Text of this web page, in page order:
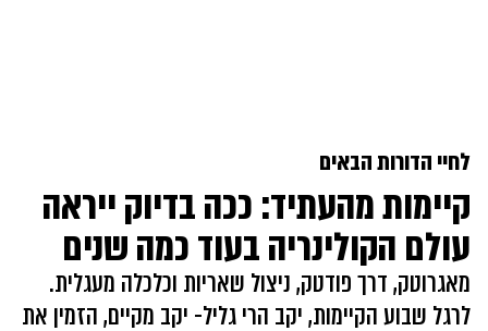
לחיי הדורות הבאים
קיימות מהעתיד: ככה בדיוק ייראה
עולם הקולינריה בעוד כמה שנים
מאגרוטק, דרך פודטק, ניצול שאריות וכלכלה מעגלית.
לרגל שבוע הקיימות, יקב הרי גליל- יקב מקיים, הזמין את